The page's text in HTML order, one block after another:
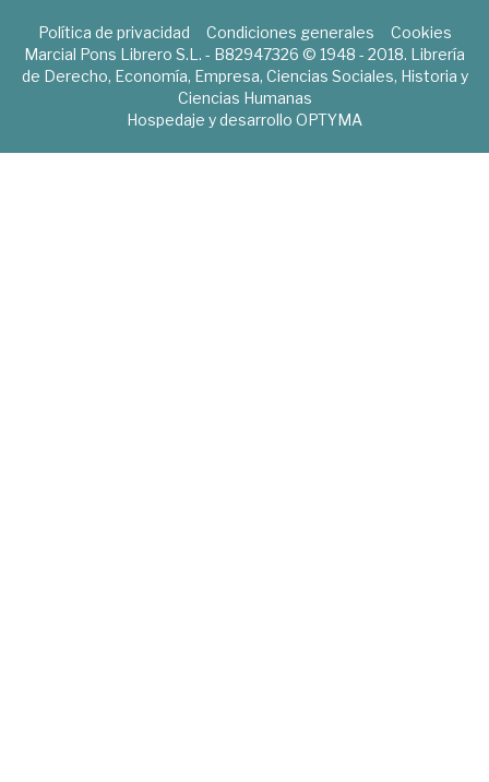
Política de privacidad Condiciones generales
Cookies
Marcial Pons Librero S.L. - B82947326 © 1948 - 2018. Librería
de Derecho, Economía, Empresa, Ciencias Sociales, Historia y
Ciencias Humanas
Hospedaje y desarrollo OPTYMA